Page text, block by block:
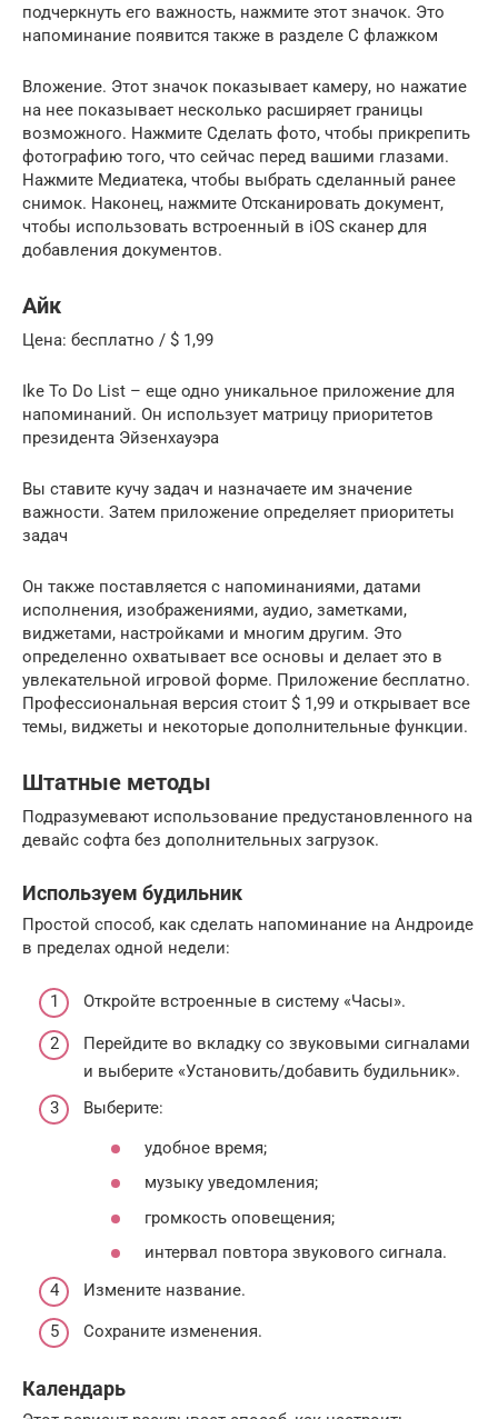
подчеркнуть его важность, нажмите этот значок. Это
напоминание появится также в разделе С флажком
Вложение. Этот значок показывает камеру, но нажатие
на нее показывает несколько расширяет границы
возможного. Нажмите Сделать фото, чтобы прикрепить
фотографию того, что сейчас перед вашими глазами.
Нажмите Медиатека, чтобы выбрать сделанный ранее
снимок. Наконец, нажмите Отсканировать документ,
чтобы использовать встроенный в iOS сканер для
добавления документов.
Айк
Цена: бесплатно / $ 1,99
Ike To Do List – еще одно уникальное приложение для
напоминаний. Он использует матрицу приоритетов
президента Эйзенхауэра
Вы ставите кучу задач и назначаете им значение
важности. Затем приложение определяет приоритеты
задач
Он также поставляется с напоминаниями, датами
исполнения, изображениями, аудио, заметками,
виджетами, настройками и многим другим. Это
определенно охватывает все основы и делает это в
увлекательной игровой форме. Приложение бесплатно.
Профессиональная версия стоит $ 1,99 и открывает все
темы, виджеты и некоторые дополнительные функции.
Штатные методы
Подразумевают использование предустановленного на
девайс софта без дополнительных загрузок.
Используем будильник
Простой способ, как сделать напоминание на Андроиде
в пределах одной недели:
Откройте встроенные в систему «Часы».
Перейдите во вкладку со звуковыми сигналами
и выберите «Установить/добавить будильник».
Выберите:
удобное время;
музыку уведомления;
громкость оповещения;
интервал повтора звукового сигнала.
Измените название.
Сохраните изменения.
Календарь